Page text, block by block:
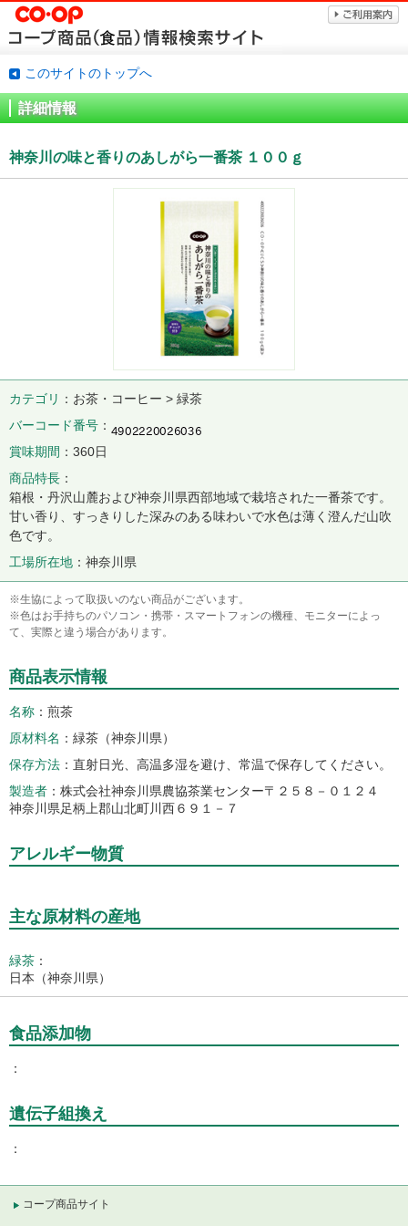
このサイトのトップへ
詳細情報
神奈川の味と香りのあしがら一番茶 １００ｇ
カテゴリ
お茶・コーヒー > 緑茶
バーコード番号
賞味期間
360日
商品特長
箱根・丹沢山麓および神奈川県西部地域で栽培された一番茶です。
甘い香り、すっきりした深みのある味わいで水色は薄く澄んだ山吹
色です。
工場所在地
神奈川県
※生協によって取扱いのない商品がございます。
※色はお手持ちのパソコン・携帯・スマートフォンの機種、モニターによっ
て、実際と違う場合があります。
商品表示情報
名称
煎茶
原材料名
緑茶（神奈川県）
保存方法
直射日光、高温多湿を避け、常温で保存してください。
製造者
株式会社神奈川県農協茶業センター〒２５８－０１２４
神奈川県足柄上郡山北町川西６９１－７
アレルギー物質
主な原材料の産地
緑茶 ：
日本（神奈川県）
食品添加物
遺伝子組換え
コープ商品サイト